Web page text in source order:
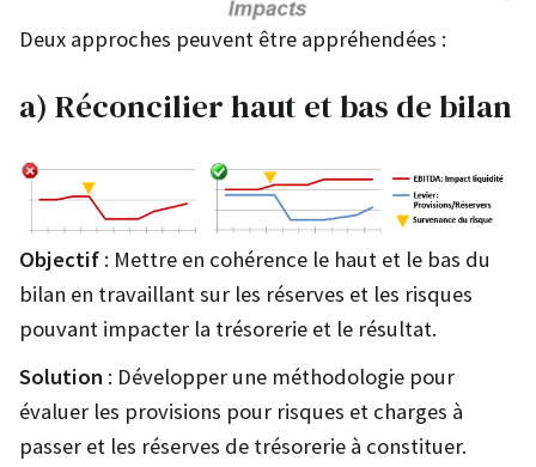
Deux approches peuvent être appréhendées :
a) Réconcilier haut et bas de bilan
Objectif : Mettre en cohérence le haut et le bas du
bilan en travaillant sur les réserves et les risques
pouvant impacter la trésorerie et le résultat.
Solution : Développer une méthodologie pour
évaluer les provisions pour risques et charges à
passer et les réserves de trésorerie à constituer.